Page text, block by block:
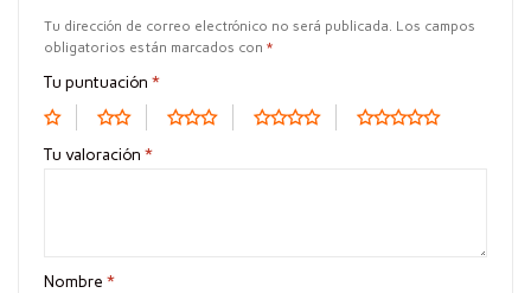
Tu dirección de correo electrónico no será publicada. Los campos
obligatorios están marcados con *
Tu puntuación *
Tu valoración *
Nombre *